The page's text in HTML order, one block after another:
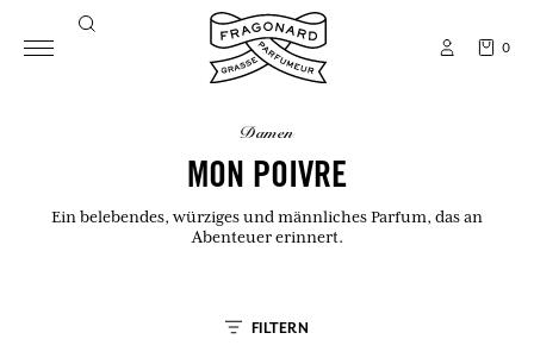
0
damen
MON POIVRE
Ein belebendes, würziges und männliches Parfum, das an
Abenteuer erinnert.
FILTERN